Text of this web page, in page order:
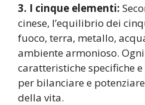
3. I cinque elementi:
cinese, l’equilibrio dei
fuoco, terra, metallo,
ambiente armonioso.
caratteristiche specifiche
per bilanciare e
della vita.